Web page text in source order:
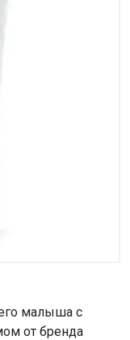
малыша с
от бренда